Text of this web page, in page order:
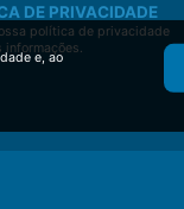
DE PRIVACIDADE
política de privacidade
informações.
e, ao